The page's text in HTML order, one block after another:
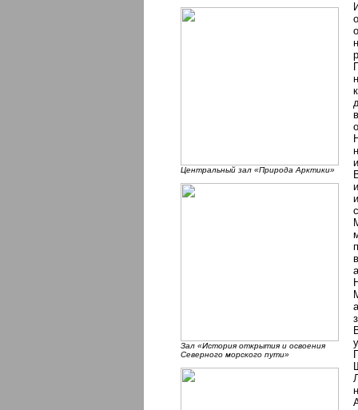
Центральный зал «Природа Арктики»
Зал «История открытия и освоения
Северного морского пути»